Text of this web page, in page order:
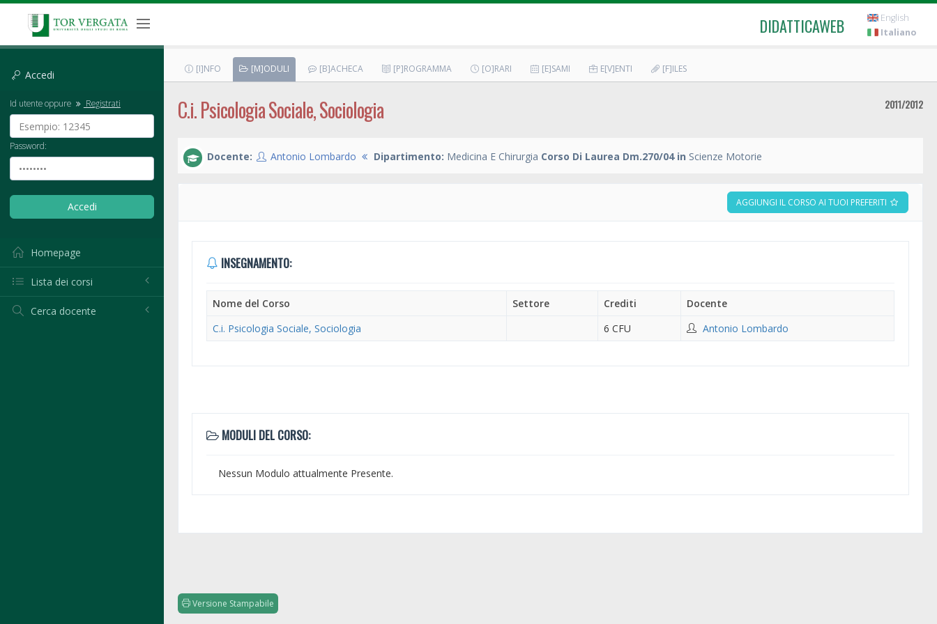
DIDATTICAWEB
English
Italiano
Accedi
Id utente oppure Registrati
Password:
Homepage
Lista dei corsi
Cerca docente
[I]NFO [M]ODULI [B]ACHECA [P]ROGRAMMA [O]RARI [E]SAMI E[V]ENTI [F]ILES
C.i. Psicologia Sociale, Sociologia 2011/2012
Docente: Antonio Lombardo Dipartimento: Medicina E Chirurgia Corso Di Laurea Dm.270/04 in Scienze Motorie
AGGIUNGI IL CORSO AI TUOI PREFERITI
INSEGNAMENTO:
Nome del Corso Settore Crediti
Docente
C.i. Psicologia Sociale, Sociologia
6 CFU Antonio Lombardo
MODULI DEL CORSO:
Nessun Modulo attualmente Presente.
Versione Stampabile